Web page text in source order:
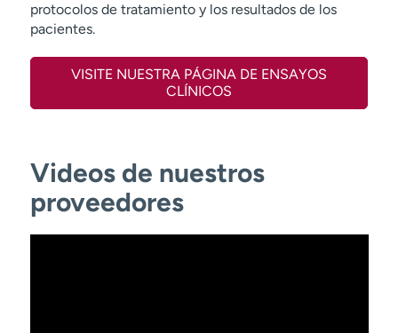
protocolos de tratamiento y los resultados de los
pacientes.
VISITE NUESTRA PÁGINA DE ENSAYOS
CLÍNICOS
Videos de nuestros
proveedores